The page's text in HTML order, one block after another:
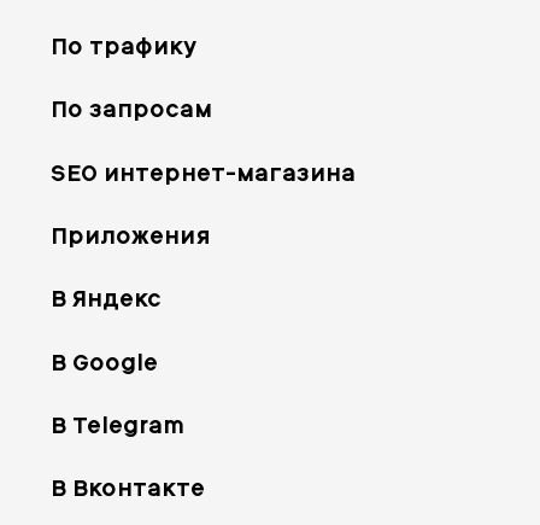
По трафику
По запросам
SEO интернет-магазина
Приложения
В Яндекс
В Google
В Telegram
В Вконтакте